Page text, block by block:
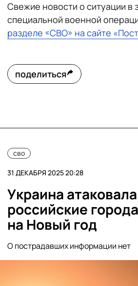
Свежие новости о ситуации в
специальной военной
разделе «СВО» на сайте
поделиться
сво
31 ДЕКАБРЯ 2025 20:28
Украина атаковала
российские
на Новый год
О пострадавших информации нет